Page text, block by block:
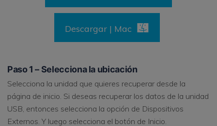
Descargar | Mac
Paso 1 – Selecciona la ubicación
Selecciona la unidad que quieres recuperar desde la
página de inicio. Si deseas recuperar los datos de la unidad
USB, entonces selecciona la opción de Dispositivos
Externos. Y luego selecciona el botón de Inicio.